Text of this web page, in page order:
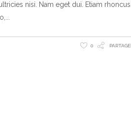
nisi. Nam eget dui. Etiam rhoncus.
0